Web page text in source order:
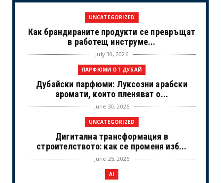
UNCATEGORIZED
Как брандираните продукти се превръщат
в работещ инструме...
July 30, 2026
ПАРФЮМИ ОТ ДУБАЙ
Дубайски парфюми: Луксозни арабски
аромати, които пленяват о...
June 30, 2026
UNCATEGORIZED
Дигитална трансформация в
строителството: как се променя изб...
June 25, 2026
AI